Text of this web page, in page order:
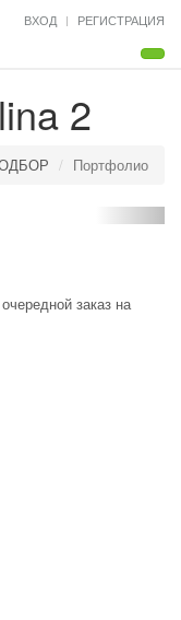
ВХОД РЕГИСТРАЦИЯ
2
Портфолио
заказ на